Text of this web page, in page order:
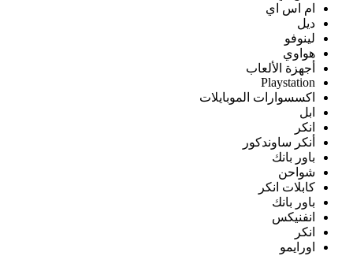
ام اس اي
ديل
لينوفو
هواوي
أجهزة الألعاب
Playstation
اكسسوارات الموبايلات
ابل
انكر
أنكر ساوندكور
باور بانك
شواحن
كابلات انكر
باور بانك
انفنيكس
انكر
اورايمو